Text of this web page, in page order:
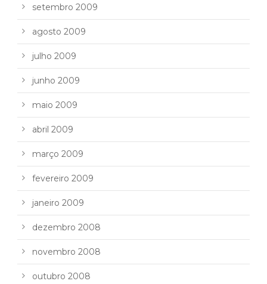
setembro 2009
agosto 2009
julho 2009
junho 2009
maio 2009
abril 2009
março 2009
fevereiro 2009
janeiro 2009
dezembro 2008
novembro 2008
outubro 2008